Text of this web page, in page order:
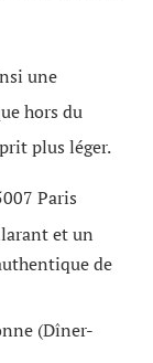
une
hors du
plus léger.
Paris
et un
de
(Dîner-